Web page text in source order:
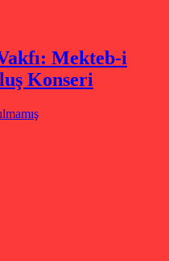
Mekteb-i
Konseri